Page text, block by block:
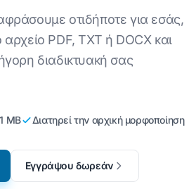
οτιδήποτε για εσάς,
PDF, TXT ή DOCX και
διαδικτυακή σας
ΜΒ Διατηρεί την αρχική μορφοποίηση
Εγγράψου δωρεάν